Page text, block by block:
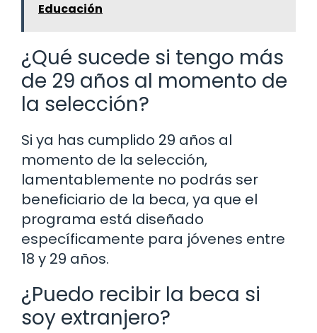
Educación
¿Qué sucede si tengo más
de 29 años al momento de
la selección?
Si ya has cumplido 29 años al
momento de la selección,
lamentablemente no podrás ser
beneficiario de la beca, ya que el
programa está diseñado
específicamente para jóvenes entre
18 y 29 años.
¿Puedo recibir la beca si
soy extranjero?